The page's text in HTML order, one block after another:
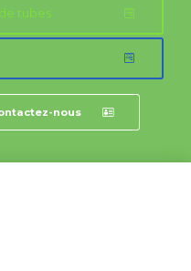
tubes
nous